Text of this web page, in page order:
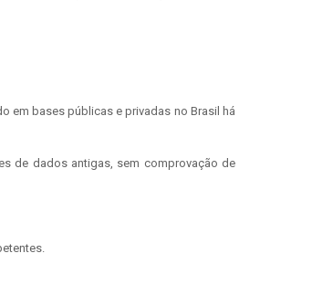
em bases públicas e privadas no Brasil há
de dados antigas, sem comprovação de